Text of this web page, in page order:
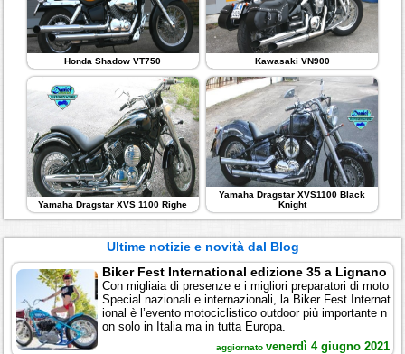
Honda Shadow VT750 Kawasaki VN900
Yamaha Dragstar XVS 1100 Righe
Yamaha Dragstar XVS1100 Black
Knight
Ultime notizie e novità dal Blog
Biker Fest International edizione 35 a Lignano
Con migliaia di presenze e i migliori preparatori di moto
Special nazionali e internazionali, la Biker Fest Internat
ional è l’evento motociclistico outdoor più importante n
on solo in Italia ma in tutta Europa.
aggiornato venerdì 4 giugno 2021